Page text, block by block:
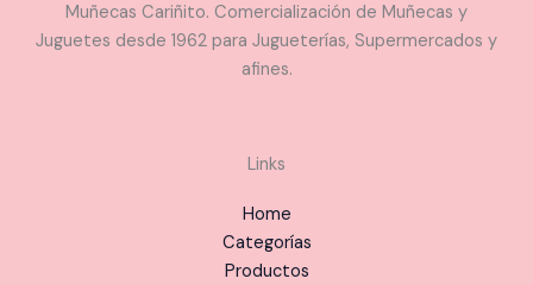
Muñecas Cariñito. Comercialización de Muñecas y
Juguetes desde 1962 para Jugueterías, Supermercados y
afines.
Links
Home
Categorías
Productos